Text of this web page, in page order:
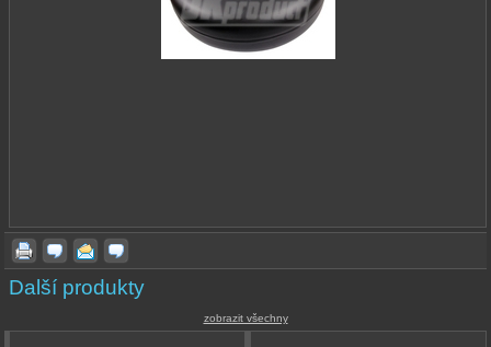
Další produkty
zobrazit všechny